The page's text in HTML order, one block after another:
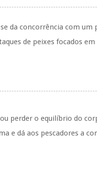
se da concorrência com
de peixes focados
perder o equilíbrio do
e dá aos pescadores a